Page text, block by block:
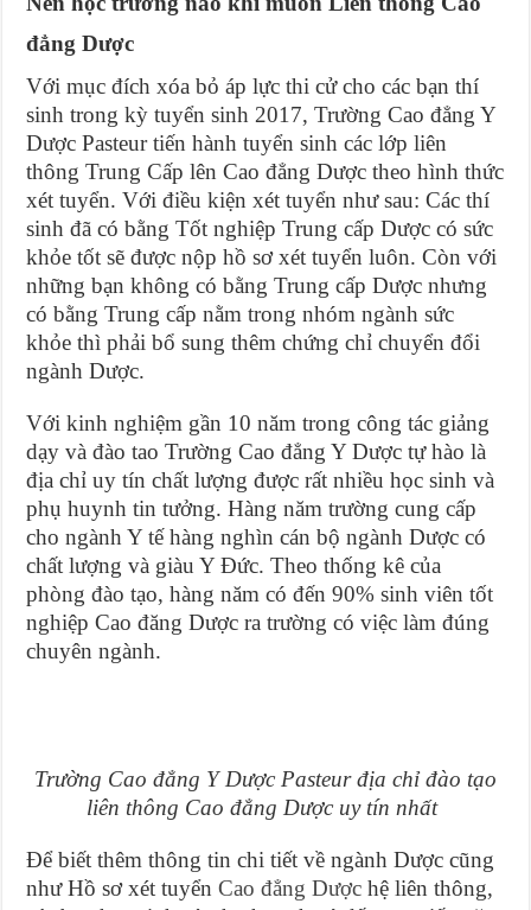
đẳng Dược
Với mục đích xóa bỏ áp lực thi cử cho các bạn thí
sinh trong kỳ tuyển sinh 2017, Trường Cao đẳng Y
Dược Pasteur tiến hành tuyển sinh các lớp liên
thông Trung Cấp lên Cao đẳng Dược theo hình thức
xét tuyển. Với điều kiện xét tuyển như sau: Các thí
sinh đã có bằng Tốt nghiệp Trung cấp Dược có sức
khỏe tốt sẽ được nộp hồ sơ xét tuyển luôn. Còn với
những bạn không có bằng Trung cấp Dược nhưng
có bằng Trung cấp nằm trong nhóm ngành sức
khỏe thì phải bổ sung thêm chứng chỉ chuyển đổi
ngành Dược.
Với kinh nghiệm gần 10 năm trong công tác giảng
dạy và đào tao Trường Cao đẳng Y Dược tự hào là
địa chỉ uy tín chất lượng được rất nhiều học sinh và
phụ huynh tin tưởng. Hàng năm trường cung cấp
cho ngành Y tế hàng nghìn cán bộ ngành Dược có
chất lượng và giàu Y Đức. Theo thống kê của
phòng đào tạo, hàng năm có đến 90% sinh viên tốt
nghiệp Cao đăng Dược ra trường có việc làm đúng
chuyên ngành.
Trường Cao đẳng Y Dược Pasteur địa chỉ đào tạo
liên thông Cao đẳng Dược uy tín nhất
Để biết thêm thông tin chi tiết về ngành Dược cũng
như Hồ sơ xét tuyểnCao đẳng Dược hệ liên thông,